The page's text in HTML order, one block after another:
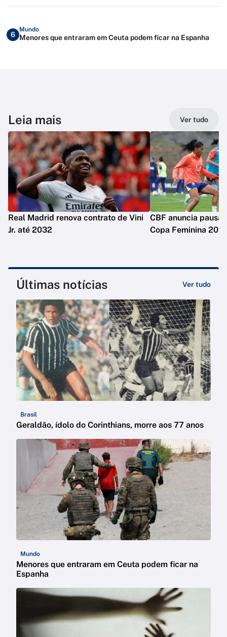
6
Mundo
Menores que entraram em Ceuta podem ficar na Espanha
Leia mais Ver tudo
Real Madrid renova contrato de Vini
Jr. até 2032
CBF anuncia pausa
Copa Feminina
Últimas notícias Ver tudo
Brasil
Geraldão, ídolo do Corinthians, morre aos 77 anos
Mundo
Menores que entraram em Ceuta podem ficar na
Espanha